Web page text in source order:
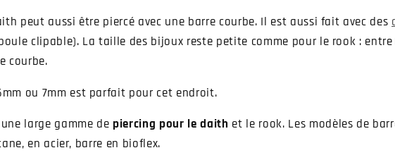
peut aussi être piercé avec une barre courbe. Il est aussi fait avec des
clipable). La taille des bijoux reste petite comme pour le rook :
courbe.
ou 7mm est parfait pour cet endroit.
large gamme de piercing pour le daith et le rook. Les modèles de
en acier, barre en bioflex.